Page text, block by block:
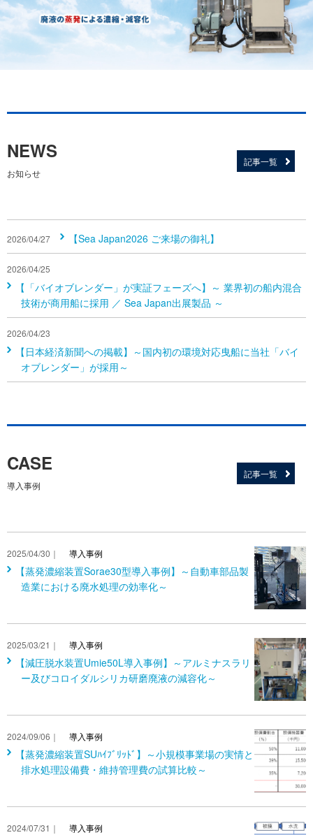
NEWS
お知らせ
記事一覧
2026/04/27 【Sea Japan2026 ご来場の御礼】
2026/04/25
【「バイオブレンダー」が実証フェーズへ】～ 業界初の船内混合
技術が商用船に採用 ／ Sea Japan出展製品 ～
2026/04/23
【日本経済新聞への掲載】～国内初の環境対応曳船に当社「バイ
オブレンダー」が採用～
CASE
導入事例
記事一覧
2025/04/30｜ 導入事例
【蒸発濃縮装置Sorae30型導入事例】～自動車部品製
造業における廃水処理の効率化～
2025/03/21｜ 導入事例
【減圧脱水装置Umie50L導入事例】～アルミナスラリ
ー及びコロイダルシリカ研磨廃液の減容化～
2024/09/06｜ 導入事例
【蒸発濃縮装置SUﾊｲﾌﾞﾘｯﾄﾞ】～小規模事業場の実情と
排水処理設備費・維持管理費の試算比較～
2024/07/31｜ 導入事例